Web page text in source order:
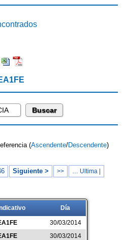
(Ascendente/Descendente)
Siguiente > >> … Ultima |
Día
30/03/2014
30/03/2014